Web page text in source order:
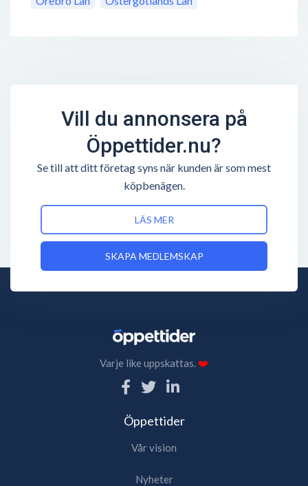
Vill du annonsera på
Öppettider.nu?
Se till att ditt företag syns när kunden är som mest
köpbenägen.
LÄS MER
SKAPA MEDLEMSKAP
Varje like uppskattas.❤️
Öppettider
Vår vision
Nyheter